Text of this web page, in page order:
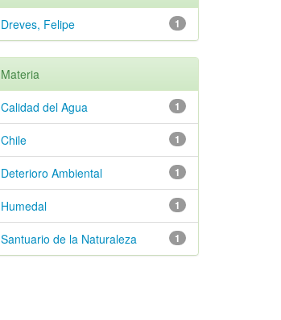
1
Dreves, Felipe
Materia
1
Calidad del Agua
1
Chile
1
Deterioro Ambiental
1
Humedal
1
Santuario de la Naturaleza